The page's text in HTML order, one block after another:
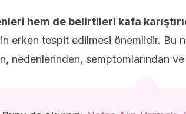
hem de belirtileri kafa
erken tespit edilmesi önemlidir. Bu
nedenlerinden, semptomlarından